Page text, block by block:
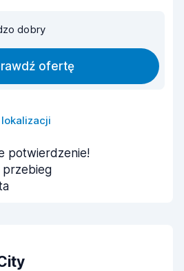
dobry
ofertę
lokalizacji
potwierdzenie!
przebieg